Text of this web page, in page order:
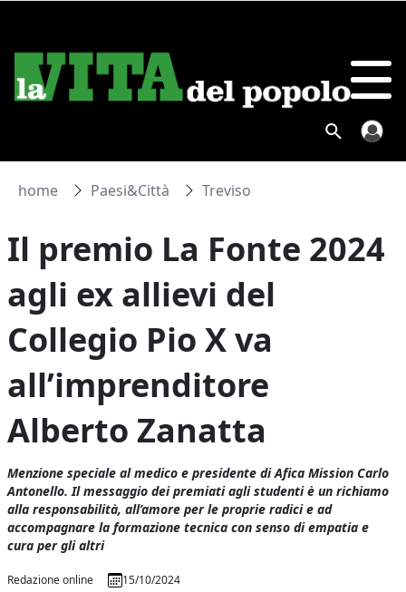
home Paesi&Città Treviso
Il premio La Fonte 2024
agli ex allievi del
Collegio Pio X va
all’imprenditore
Alberto Zanatta
Menzione speciale al medico e presidente di Afica Mission Carlo
Antonello. Il messaggio dei premiati agli studenti è un richiamo
alla responsabilità, all’amore per le proprie radici e ad
accompagnare la formazione tecnica con senso di empatia e
cura per gli altri
Redazione online 15/10/2024